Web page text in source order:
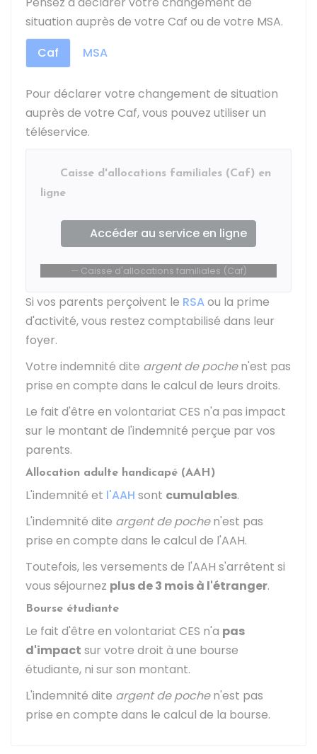
situation auprès de votre Caf ou de votre MSA.
Caf
MSA
Pour déclarer votre changement de situation
auprès de votre Caf, vous pouvez utiliser un
téléservice.
Caisse d'allocations familiales (Caf) en
ligne
Accéder au service en ligne
Caisse d'allocations familiales (Caf)
Si vos parents perçoivent le RSAou la prime
d'activité, vous restez comptabilisé dans leur
foyer.
Votre indemnité dite argent de pochen'est pas
prise en compte dans le calcul de leurs droits.
Le fait d'être en volontariat CES n'a pas impact
sur le montant de l'indemnité perçue par vos
parents.
Allocation adulte handicapé (AAH)
L'indemnité et l'AAH sont cumulables.
L'indemnité dite argent de pochen'est pas
prise en compte dans le calcul de l'AAH.
Toutefois, les versements de l'AAH s'arrêtent si
vous séjournez plus de 3 mois à l'étranger.
Bourse étudiante
Le fait d'être en volontariat CES n'a pas
d'impact sur votre droit à une bourse
étudiante, ni sur son montant.
L'indemnité dite argent de pochen'est pas
prise en compte dans le calcul de la bourse.